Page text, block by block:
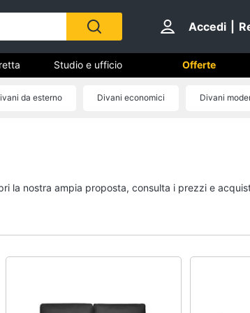
Accedi
Studio e ufficio Offerte
da esterno Divani economici Divani
la nostra ampia proposta, consulta i prezzi e